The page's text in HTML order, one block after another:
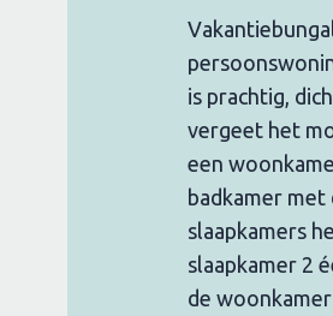
is prachtig,
vergeet het
een
badkamer met
slaapkamers
slaapkamer 2
de